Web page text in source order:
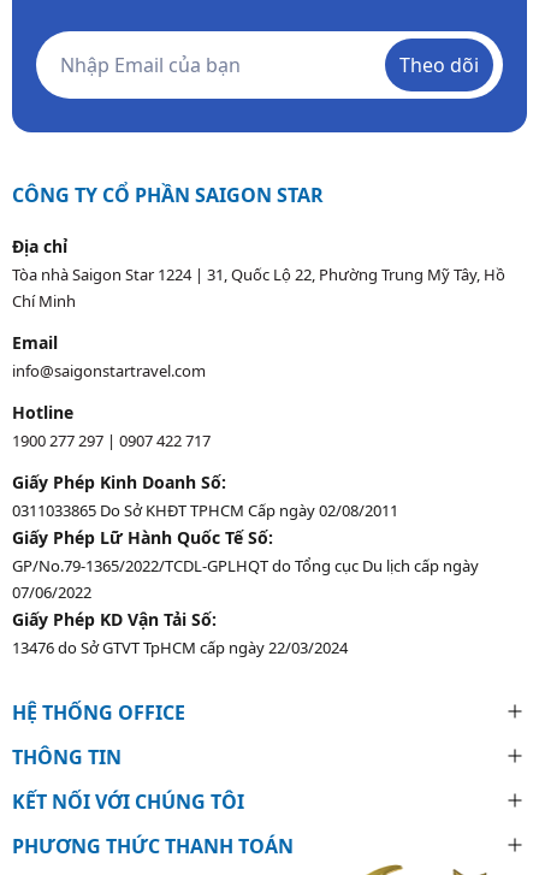
Theo dõi
CÔNG TY CỔ PHẦN SAIGON STAR
Địa chỉ
Tòa nhà Saigon Star 1224 | 31, Quốc Lộ 22, Phường Trung Mỹ Tây, Hồ
Chí Minh
Email
info@saigonstartravel.com
Hotline
1900 277 297 | 0907 422 717
Giấy Phép Kinh Doanh Số:
0311033865 Do Sở KHĐT TPHCM Cấp ngày 02/08/2011
Giấy Phép Lữ Hành Quốc Tế Số:
GP/No.79-1365/2022/TCDL-GPLHQT do Tổng cục Du lịch cấp ngày
07/06/2022
Giấy Phép KD Vận Tải Số:
13476 do Sở GTVT TpHCM cấp ngày 22/03/2024
HỆ THỐNG OFFICE
THÔNG TIN
KẾT NỐI VỚI CHÚNG TÔI
PHƯƠNG THỨC THANH TOÁN